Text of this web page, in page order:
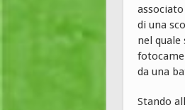
di una
nel quale
da una
Stando